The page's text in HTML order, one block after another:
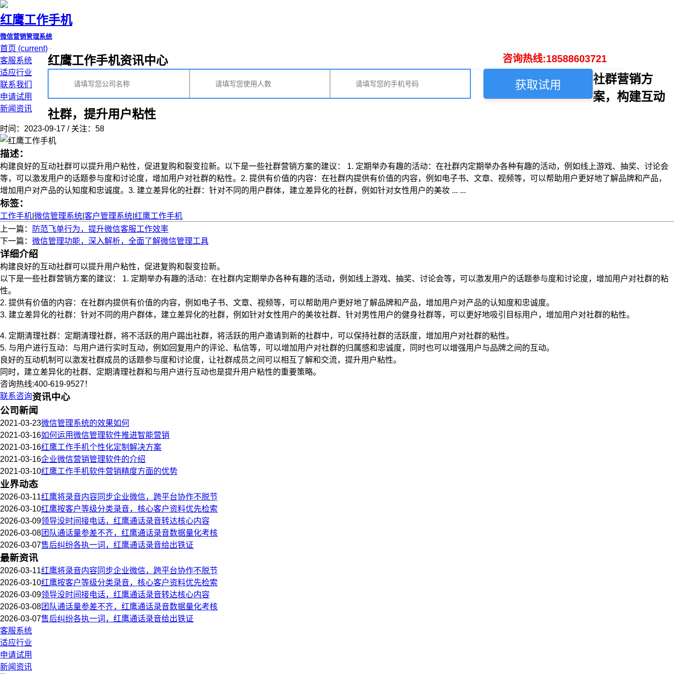
红鹰工作手机
微信营销管理系统
首页 (current)
客服系统
适应行业
联系我们
申请试用
新闻资讯
咨询热线:18588603721
红鹰工作手机资讯中心
获取试用
社群营销方
案，构建互动
社群，提升用户粘性
时间：2023-09-17 / 关注：58
描述：
构建良好的互动社群可以提升用户粘性，促进复购和裂变拉新。以下是一些社群营销方案的建议： 1. 定期举办有趣的活动：在社群内定期举办各种有趣的活动，例如线上游戏、抽奖、讨论会
等，可以激发用户的话题参与度和讨论度，增加用户对社群的粘性。2. 提供有价值的内容：在社群内提供有价值的内容，例如电子书、文章、视频等，可以帮助用户更好地了解品牌和产品，
增加用户对产品的认知度和忠诚度。3. 建立差异化的社群：针对不同的用户群体，建立差异化的社群，例如针对女性用户的美妆 ... ...
标签：
工作手机 微信管理系统 客户管理系统 红鹰工作手机
上一篇：
防范飞单行为，提升微信客服工作效率
下一篇： 微信管理功能，深入解析，全面了解微信管理工具
详细介绍
构建良好的互动社群可以提升用户粘性，促进复购和裂变拉新。
以下是一些社群营销方案的建议： 1. 定期举办有趣的活动：在社群内定期举办各种有趣的活动，例如线上游戏、抽奖、讨论会等，可以激发用户的话题参与度和讨论度，增加用户对社群的粘
性。
2. 提供有价值的内容：在社群内提供有价值的内容，例如电子书、文章、视频等，可以帮助用户更好地了解品牌和产品，增加用户对产品的认知度和忠诚度。
3. 建立差异化的社群：针对不同的用户群体，建立差异化的社群，例如针对女性用户的美妆社群、针对男性用户的健身社群等，可以更好地吸引目标用户，增加用户对社群的粘性。
4. 定期清理社群：定期清理社群，将不活跃的用户踢出社群，将活跃的用户邀请到新的社群中，可以保持社群的活跃度，增加用户对社群的粘性。
5. 与用户进行互动：与用户进行实时互动，例如回复用户的评论、私信等，可以增加用户对社群的归属感和忠诚度，同时也可以增强用户与品牌之间的互动。
良好的互动机制可以激发社群成员的话题参与度和讨论度，让社群成员之间可以相互了解和交流，提升用户粘性。
同时，建立差异化的社群、定期清理社群和与用户进行互动也是提升用户粘性的重要策略。
咨询热线:400-619-9527！
联系咨询资讯中心
公司新闻
2021-03-23微信管理系统的效果如何
2021-03-16如何运用微信管理软件推进智能营销
2021-03-16红鹰工作手机个性化定制解决方案
2021-03-16企业微信营销管理软件的介绍
2021-03-10红鹰工作手机软件营销精度方面的优势
业界动态
2026-03-11红鹰将录音内容同步企业微信，跨平台协作不脱节
2026-03-10红鹰按客户等级分类录音，核心客户资料优先检索
2026-03-09领导没时间接电话，红鹰通话录音转达核心内容
2026-03-08团队通话量参差不齐，红鹰通话录音数据量化考核
2026-03-07售后纠纷各执一词，红鹰通话录音给出铁证
最新资讯
2026-03-11红鹰将录音内容同步企业微信，跨平台协作不脱节
2026-03-10红鹰按客户等级分类录音，核心客户资料优先检索
2026-03-09领导没时间接电话，红鹰通话录音转达核心内容
2026-03-08团队通话量参差不齐，红鹰通话录音数据量化考核
2026-03-07售后纠纷各执一词，红鹰通话录音给出铁证
客服系统
适应行业
申请试用
新闻资讯